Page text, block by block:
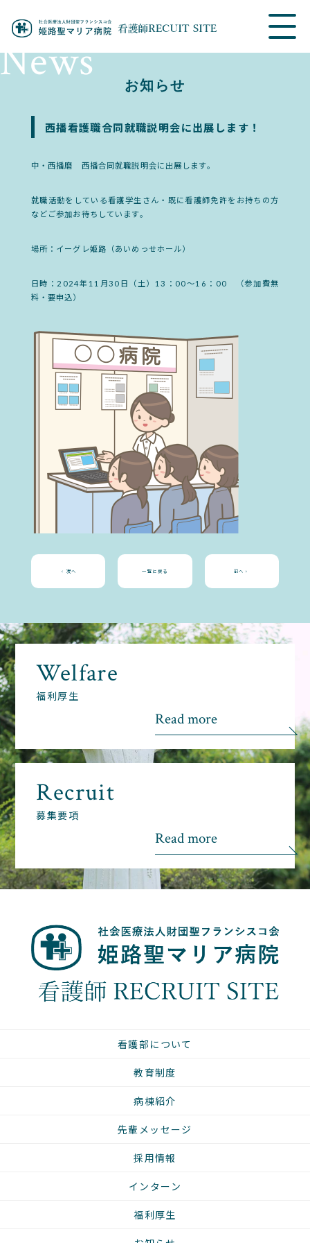
News お知らせ
西播看護職合同就職説明会に出展します！
中・西播磨 西播合同就職説明会に出展します。
就職活動をしている看護学生さん・既に看護師免許をお持ちの方
などご参加お待ちしています。
場所：イーグレ姫路（あいめっせホール）
日時：2024年11月30日（土）13：00～16：00 （参加費無
料・要申込）
前へ
一覧に戻る
次へ
Welfare
福利厚生
Read more
Recruit
募集要項
Read more
看護部について
教育制度
病棟紹介
先輩メッセージ
採用情報
インターン
福利厚生